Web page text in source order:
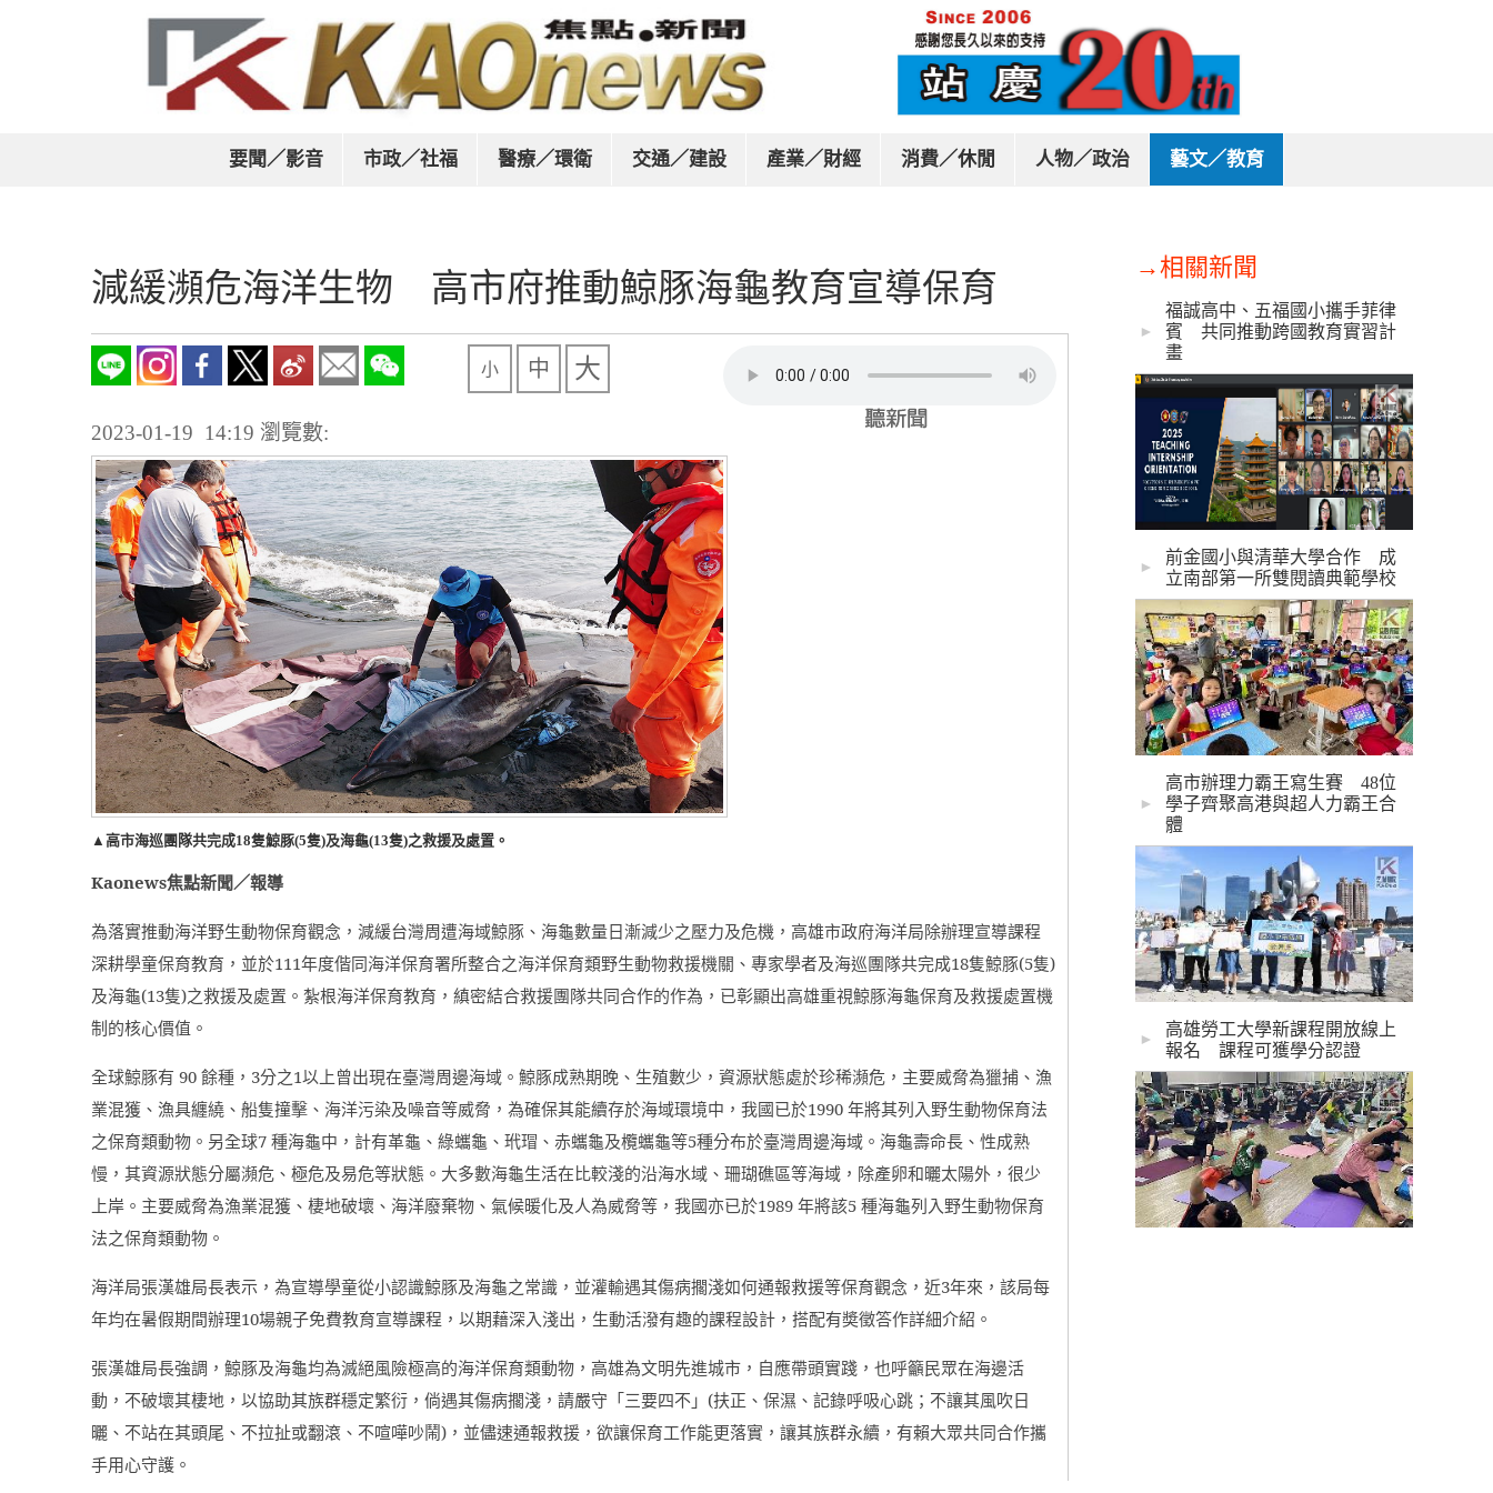
要聞／影音 市政／社福 醫療／環衛 交通／建設 產業／財經 消費／休閒 人物／政治 藝文／教育
減緩瀕危海洋生物 高市府推動鯨豚海龜教育宣導保育
小 中 大
2023-01-19 14:19 瀏覽數:
▲高市海巡團隊共完成18隻鯨豚(5隻)及海龜(13隻)之救援及處置。
Kaonews焦點新聞／報導
為落實推動海洋野生動物保育觀念，減緩台灣周遭海域鯨豚、海龜數量日漸減少之壓力及危機，高雄市政府海洋局除辦理宣導課程
深耕學童保育教育，並於111年度偕同海洋保育署所整合之海洋保育類野生動物救援機關、專家學者及海巡團隊共完成18隻鯨豚(5隻)
及海龜(13隻)之救援及處置。紮根海洋保育教育，縝密結合救援團隊共同合作的作為，已彰顯出高雄重視鯨豚海龜保育及救援處置機
制的核心價值。
全球鯨豚有 90 餘種， 3分之1以上曾出現在臺灣周邊海域。鯨豚成熟期晚、生殖數少，資源狀態處於珍稀瀕危，主要威脅為獵捕、漁
業混獲、漁具纏繞、船隻撞擊、海洋污染及噪音等威脅，為確保其能續存於海域環境中，我國已於1990 年將其列入野生動物保育法
之保育類動物。另全球7 種海龜中，計有革龜、綠蠵龜、玳瑁、赤蠵龜及欖蠵龜等5種分布於臺灣周邊海域。海龜壽命長、性成熟
慢，其資源狀態分屬瀕危、極危及易危等狀態。大多數海龜生活在比較淺的沿海水域、珊瑚礁區等海域，除產卵和曬太陽外，很少
上岸。主要威脅為漁業混獲、棲地破壞、海洋廢棄物、氣候暖化及人為威脅等，我國亦已於1989 年將該5 種海龜列入野生動物保育
法之保育類動物。
海洋局張漢雄局長表示，為宣導學童從小認識鯨豚及海龜之常識，並灌輸遇其傷病擱淺如何通報救援等保育觀念，近3年來，該局每
年均在暑假期間辦理10場親子免費教育宣導課程，以期藉深入淺出，生動活潑有趣的課程設計，搭配有奬徵答作詳細介紹。
張漢雄局長強調，鯨豚及海龜均為滅絕風險極高的海洋保育類動物，高雄為文明先進城市，自應帶頭實踐，也呼籲民眾在海邊活
動，不破壞其棲地，以協助其族群穩定繁衍，倘遇其傷病擱淺，請嚴守「三要四不」 (扶正、保濕、記錄呼吸心跳；不讓其風吹日
曬、不站在其頭尾、不拉扯或翻滾、不喧嘩吵鬧) ，並儘速通報救援，欲讓保育工作能更落實，讓其族群永續，有賴大眾共同合作攜
手用心守護。
→相關新聞
►
福誠高中、五福國小攜手菲律
賓 共同推動跨國教育實習計
畫
►
前金國小與清華大學合作 成
立南部第一所雙閱讀典範學校
►
高市辦理力霸王寫生賽 48位
學子齊聚高港與超人力霸王合
體
►
高雄勞工大學新課程開放線上
報名 課程可獲學分認證